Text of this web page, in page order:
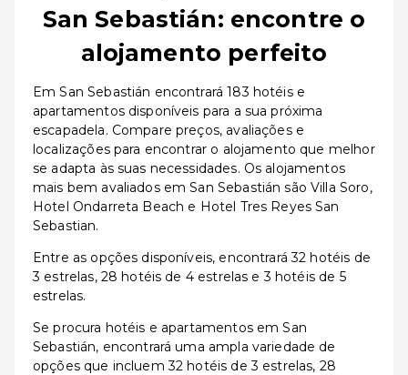
San Sebastián: encontre o
alojamento perfeito
Em San Sebastián encontrará 183 hotéis e
apartamentos disponíveis para a sua próxima
escapadela. Compare preços, avaliações e
localizações para encontrar o alojamento que melhor
se adapta às suas necessidades. Os alojamentos
mais bem avaliados em San Sebastián são Villa Soro,
Hotel Ondarreta Beach e Hotel Tres Reyes San
Sebastian.
Entre as opções disponíveis, encontrará 32 hotéis de
3 estrelas, 28 hotéis de 4 estrelas e 3 hotéis de 5
estrelas.
Se procura hotéis e apartamentos em San
Sebastián, encontrará uma ampla variedade de
opções que incluem 32 hotéis de 3 estrelas, 28